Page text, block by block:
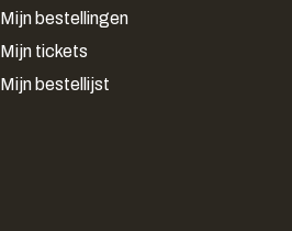
Mijn bestellingen
Mijn tickets
Mijn bestellijst